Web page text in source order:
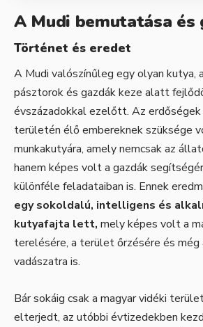
A Mudi bemutatása és
Történet és eredet
A Mudi valószínűleg egy olyan kutya,
pásztorok és gazdák keze alatt
évszázadokkal ezelőtt. Az erdőségek
területén élő embereknek szüksége
munkakutyára, amely nemcsak az
hanem képes volt a gazdák
különféle feladataiban is. Ennek
egy sokoldalú, intelligens és
kutyafajta lett, mely képes volt a
terelésére, a terület őrzésére és még
vadászatra is.
Bár sokáig csak a magyar vidéki
elterjedt, az utóbbi évtizedekben